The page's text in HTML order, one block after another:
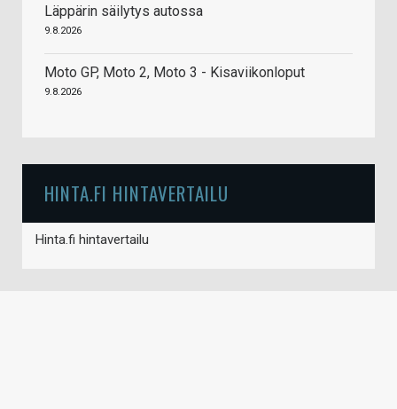
Läppärin säilytys autossa
9.8.2026
Moto GP, Moto 2, Moto 3 - Kisaviikonloput
9.8.2026
HINTA.FI HINTAVERTAILU
Hinta.fi hintavertailu